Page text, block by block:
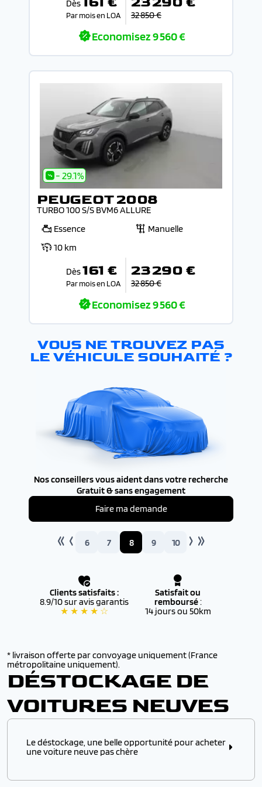
Dès
Par mois en LOA 32 850 €
Economisez9 560 €
- 29.1%
PEUGEOT 2008
TURBO 100 S/S BVM6 ALLURE
Essence
Manuelle
10 km
Dès161 €
Par mois en LOA
23 290 €
32 850 €
Economisez9 560 €
VOUS NE TROUVEZ PAS
LE VÉHICULE SOUHAITÉ ?
Nos conseillers vous aident dans votre recherche
Gratuit & sans engagement
Faire ma demande
6 7 8 9 10
Clients satisfaits :
8.9/10 sur avis garantis
★ ★ ★ ★ ☆
Satisfait ou
remboursé:
14 jours ou 50km
* livraison offerte par convoyage uniquement (France
métropolitaine uniquement).
DÉSTOCKAGE DE
VOITURES NEUVES
Le déstockage, une belle opportunité pour acheter
une voiture neuve pas chère